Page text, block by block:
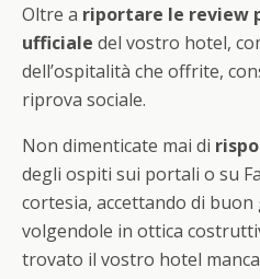
Oltre a riportare le review
ufficiale del vostro hotel,
dell’ospitalità che offrite,
riprova sociale.
Non dimenticate mai di
degli ospiti sui portali o su
cortesia, accettando di
volgendole in ottica
trovato il vostro hotel